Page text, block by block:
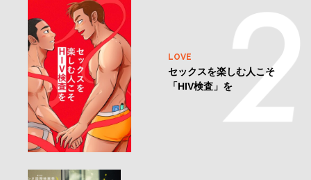
LOVE
セックスを楽しむ人こそ
「HIV検査」を